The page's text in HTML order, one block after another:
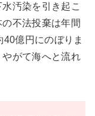
汚染を引き起こ
不法投棄は年間
億円にのぼりま
がて海へと流れ